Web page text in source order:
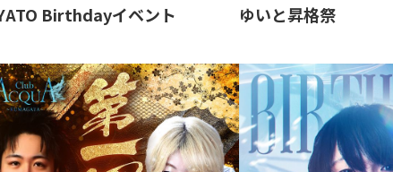
Birthdayイベント ゆいと昇格祭